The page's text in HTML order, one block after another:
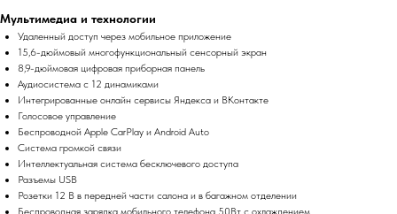
Мультимедиа и технологии
Удаленный доступ через мобильное приложение
15,6-дюймовый многофункциональный сенсорный экран
8,9-дюймовая цифровая приборная панель
Аудиосистема с 12 динамиками
Интегрированные онлайн сервисы Яндекса и ВКонтакте
Голосовое управление
Беспроводной Apple CarPlay и Android Auto
Система громкой связи
Интеллектуальная система бесключевого доступа
Разъемы USB
Розетки 12 В в передней части салона и в багажном отделении
Беспроводная зарядка мобильного телефона 50Вт с охлаждением